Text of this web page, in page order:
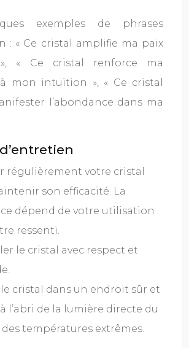
exemples de phrases
: « Ce cristal amplifie ma paix
« Ce cristal renforce ma
mon intuition », « Ce cristal
l’abondance dans ma
régulièrement votre cristal
son efficacité. La
dépend de votre utilisation
ressenti.
le cristal avec respect et
cristal dans un endroit sûr et
l’abri de la lumière directe du
températures extrêmes.